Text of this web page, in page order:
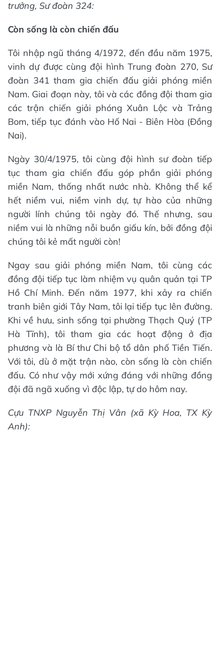
trưởng, Sư đoàn 324:
Còn sống là còn chiến đấu
Tôi nhập ngũ tháng 4/1972, đến đầu năm 1975,
vinh dự được cùng đội hình Trung đoàn 270, Sư
đoàn 341 tham gia chiến đấu giải phóng miền
Nam. Giai đoạn này, tôi và các đồng đội tham gia
các trận chiến giải phóng Xuân Lộc và Trảng
Bom, tiếp tục đánh vào Hố Nai - Biên Hòa (Đồng
Nai).
Ngày 30/4/1975, tôi cùng đội hình sư đoàn tiếp
tục tham gia chiến đấu góp phần giải phóng
miền Nam, thống nhất nước nhà. Không thể kể
hết niềm vui, niềm vinh dự, tự hào của những
người lính chúng tôi ngày đó. Thế nhưng, sau
niềm vui là những nỗi buồn giấu kín, bởi đồng đội
chúng tôi kẻ mất người còn!
Ngay sau giải phóng miền Nam, tôi cùng các
đồng đội tiếp tục làm nhiệm vụ quân quản tại TP
Hồ Chí Minh. Đến năm 1977, khi xảy ra chiến
tranh biên giới Tây Nam, tôi lại tiếp tục lên đường.
Khi về hưu, sinh sống tại phường Thạch Quý (TP
Hà Tĩnh), tôi tham gia các hoạt động ở địa
phương và là Bí thư Chi bộ tổ dân phố Tiền Tiến.
Với tôi, dù ở mặt trận nào, còn sống là còn chiến
đấu. Có như vậy mới xứng đáng với những đồng
đội đã ngã xuống vì độc lập, tự do hôm nay.
Cựu TNXP Nguyễn Thị Vân (xã Kỳ Hoa, TX Kỳ
Anh):